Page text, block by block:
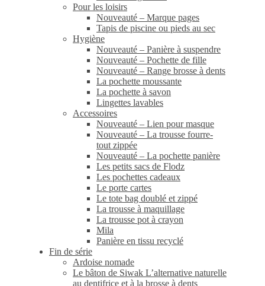
Pour les loisirs
Nouveauté – Marque pages
Tapis de piscine ou pieds au sec
Hygiène
Nouveauté – Panière à suspendre
Nouveauté – Pochette de fille
Nouveauté – Range brosse à dents
La pochette moussante
La pochette à savon
Lingettes lavables
Accessoires
Nouveauté – Lien pour masque
Nouveauté – La trousse fourre-
tout zippée
Nouveauté – La pochette panière
Les petits sacs de Flodz
Les pochettes cadeaux
Le porte cartes
Le tote bag doublé et zippé
La trousse à maquillage
La trousse pot à crayon
Mila
Panière en tissu recyclé
Fin de série
Ardoise nomade
Le bâton de Siwak L’alternative naturelle
au dentifrice et à la brosse à dents